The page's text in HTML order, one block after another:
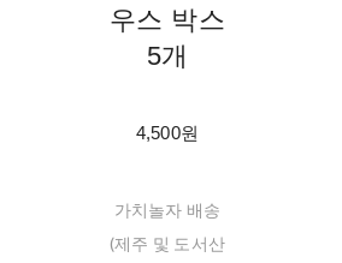
우스 박스
5개
4,500원
가치놀자 배송
(제주 및 도서산